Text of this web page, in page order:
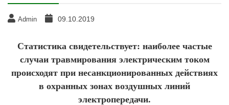
Admin 09.10.2019
Статистика свидетельствует: наиболее частые
случаи травмирования электрическим током
происходят при несанкционированных действиях
в охранных зонах воздушных линий
электропередачи.